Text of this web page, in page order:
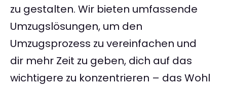
zu gestalten. Wir bieten umfassende
Umzugslösungen, um den
Umzugsprozess zu vereinfachen und
dir mehr Zeit zu geben, dich auf das
wichtigere zu konzentrieren – das Wohl